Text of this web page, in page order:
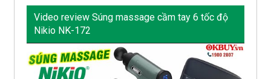
Video review Súng massage cầm tay 6 tốc độ
Nikio NK-172